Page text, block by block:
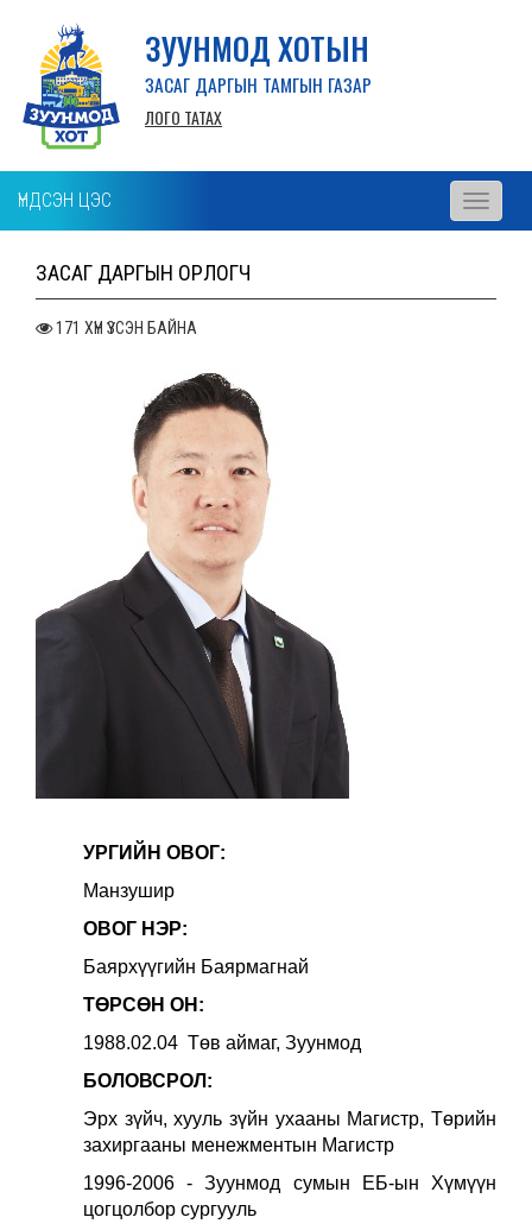
ЗУУНМОД ХОТЫН
ЗАСАГ ДАРГЫН ТАМГЫН ГАЗАР
ЛОГО ТАТАХ
ҮНДСЭН ЦЭС
Toggle
ЗАСАГ ДАРГЫН ОРЛОГЧ
171 ХҮН ҮЗСЭН БАЙНА
УРГИЙН ОВОГ:
Манзушир
ОВОГ НЭР:
Баярхүүгийн Баярмагнай
ТӨРСӨН ОН:
1988.02.04 Төв аймаг, Зуунмод
БОЛОВСРОЛ:
Эрх зүйч, хууль зүйн ухааны Магистр, Төрийн
захиргааны менежментын Магистр
1996-2006 - Зуунмод сумын ЕБ-ын Хүмүүн
цогцолбор сургууль